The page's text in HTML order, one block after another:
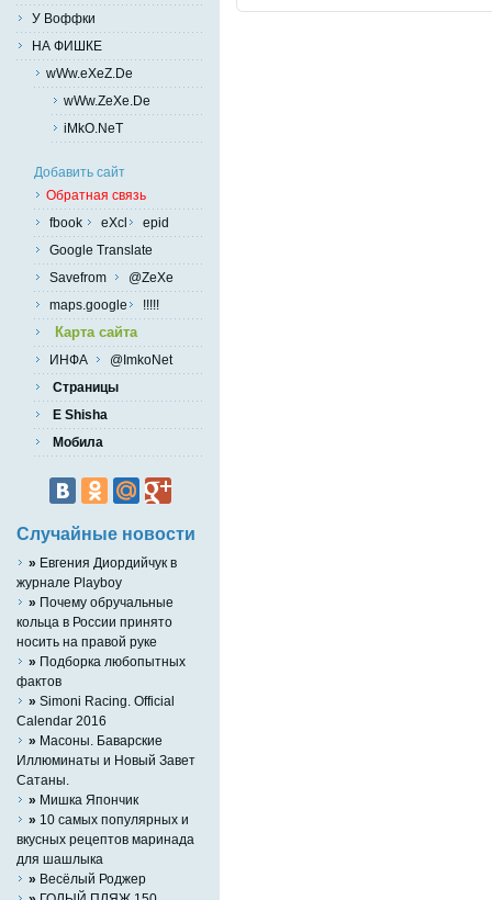
У Воффки
НА ФИШКЕ
wWw.eXeZ.De
wWw.ZeXe.De
iMkO.NeT
Добавить сайт
Обратная связь
fbook
eXcl
epid
Google Translate
Savefrom
@ZeXe
maps.google
!!!!!
Карта сайта
ИНФА
@ImkoNet
Страницы
E Shisha
Мобила
Случайные новости
» Евгения Диордийчук в
журнале Playboy
» Почему обручальные
кольца в России принято
носить на правой руке
» Подборка любопытных
фактов
» Simoni Racing. Official
Calendar 2016
» Масоны. Баварские
Иллюминаты и Новый Завет
Сатаны.
» Мишка Япончик
» 10 самых популярных и
вкусных рецептов маринада
для шашлыка
» Весёлый Роджер